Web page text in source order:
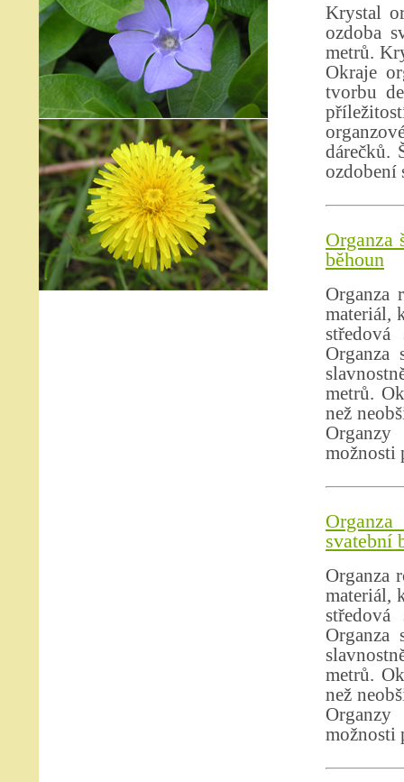
Krystal
ozdoba
metrů.
Okraje
tvorbu
dárečků.
ozdobení
Organza
běhoun
Organza
materiál,
Organza
metrů.
než
možnosti
svatební
Organza
materiál,
Organza
metrů.
než
možnosti